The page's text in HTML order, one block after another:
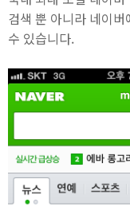
검색 뿐 아니라 네이
수 있습니다.